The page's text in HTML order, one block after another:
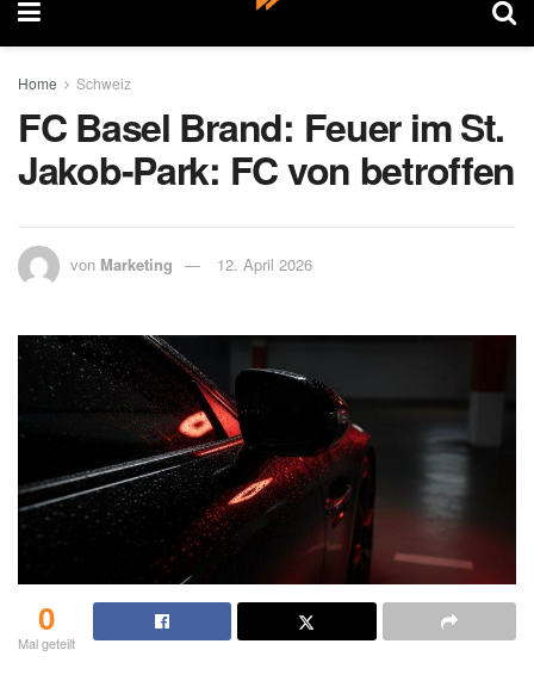
Home Schweiz
FC Basel Brand: Feuer im St.
Jakob-Park: FC von betroffen
von Marketing 12. April 2026
0
Mal geteilt